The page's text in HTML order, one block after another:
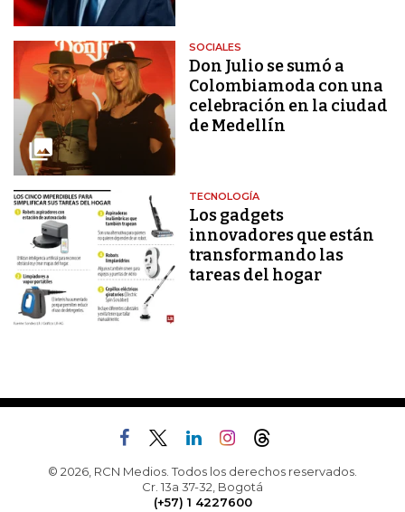
SOCIALES
Don Julio se sumó a
Colombiamoda con una
celebración en la ciudad
de Medellín
TECNOLOGÍA
Los gadgets
innovadores que están
transformando las
tareas del hogar
© 2026, RCN Medios. Todos los derechos reservados.
Cr. 13a 37-32, Bogotá
(+57) 1 4227600